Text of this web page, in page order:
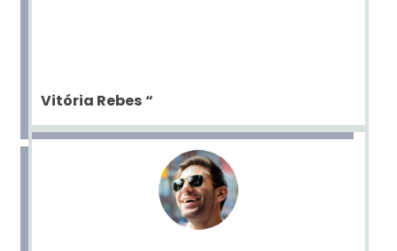
Vitória Rebes“